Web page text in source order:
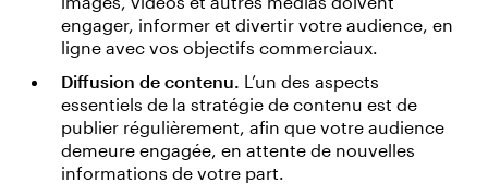
engager, informer et divertir votre audience, en
ligne avec vos objectifs commerciaux.
Diffusion de contenu. L’un des aspects
essentiels de la stratégie de contenu est de
publier régulièrement, afin que votre audience
demeure engagée, en attente de nouvelles
informations de votre part.